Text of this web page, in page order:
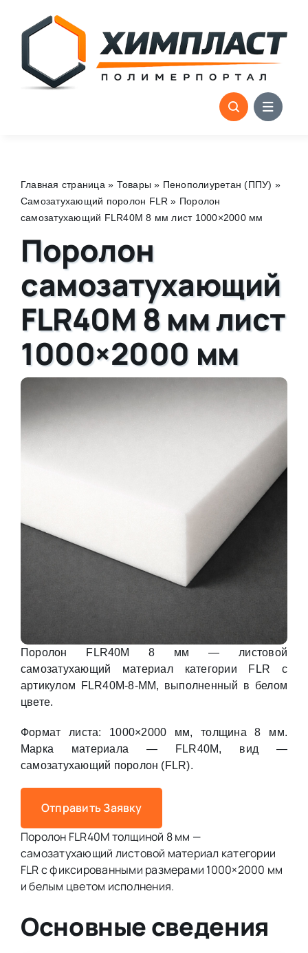
content
Главная страница » Товары » Пенополиуретан (ППУ) »
Самозатухающий поролон FLR » Поролон
самозатухающий FLR40M 8 мм лист 1000×2000 мм
Поролон
самозатухающий
FLR40M 8 мм лист
1000×2000 мм
Поролон FLR40M 8 мм — листовой
самозатухающий материал категории FLR с
артикулом FLR40M-8-MM, выполненный в белом
цвете.
Формат листа: 1000×2000 мм, толщина 8 мм.
Марка материала — FLR40M, вид —
самозатухающий поролон (FLR).
Отправить Заявку
Поролон FLR40M толщиной 8 мм —
самозатухающий листовой материал категории
FLR с фиксированными размерами 1000×2000 мм
и белым цветом исполнения.
Основные сведения